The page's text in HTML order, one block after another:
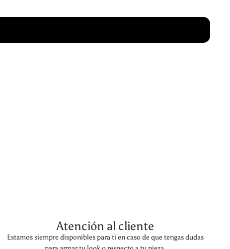
Atención al cliente
Estamos siempre disponibles para ti en caso de que tengas dudas